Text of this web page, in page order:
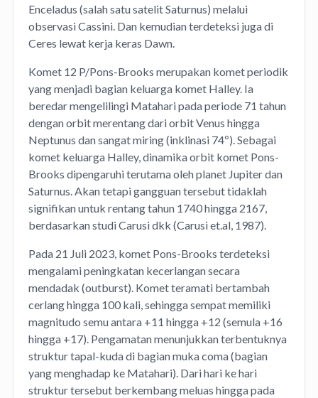
Enceladus (salah satu satelit Saturnus) melalui
observasi Cassini. Dan kemudian terdeteksi juga di
Ceres lewat kerja keras Dawn.
Komet 12 P/Pons-Brooks merupakan komet periodik
yang menjadi bagian keluarga komet Halley. Ia
beredar mengelilingi Matahari pada periode 71 tahun
dengan orbit merentang dari orbit Venus hingga
Neptunus dan sangat miring (inklinasi 74º). Sebagai
komet keluarga Halley, dinamika orbit komet Pons-
Brooks dipengaruhi terutama oleh planet Jupiter dan
Saturnus. Akan tetapi gangguan tersebut tidaklah
signifikan untuk rentang tahun 1740 hingga 2167,
berdasarkan studi Carusi dkk (Carusi et.al, 1987).
Pada 21 Juli 2023, komet Pons-Brooks terdeteksi
mengalami peningkatan kecerlangan secara
mendadak (outburst). Komet teramati bertambah
cerlang hingga 100 kali, sehingga sempat memiliki
magnitudo semu antara +11 hingga +12 (semula +16
hingga +17). Pengamatan menunjukkan terbentuknya
struktur tapal-kuda di bagian muka coma (bagian
yang menghadap ke Matahari). Dari hari ke hari
struktur tersebut berkembang meluas hingga pada